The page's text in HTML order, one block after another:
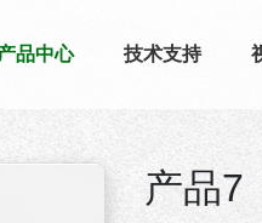
品中心 技术支持
产品7